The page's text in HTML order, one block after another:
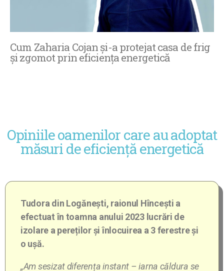
Cum Zaharia Cojan și-a protejat casa de frig
și zgomot prin eficiența energetică
Opiniile oamenilor care au adoptat
măsuri de eficiență energetică
Tudora din Logănești, raionul Hîncești a
efectuat în toamna anului 2023 lucrări de
izolare a pereților și înlocuirea a 3 ferestre și
o ușă.
„Am sesizat diferența instant – iarna căldura se